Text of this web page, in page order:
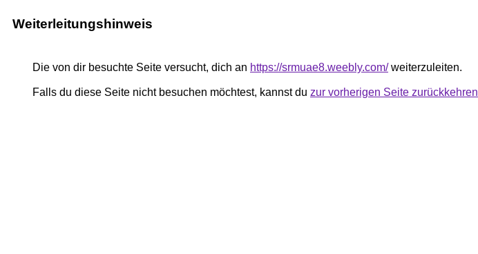
Weiterleitungshinweis
Die von dir besuchte Seite versucht, dich an https://srmuae8.weebly.com/weiterzuleiten.
Falls du diese Seite nicht besuchen möchtest, kannst du zur vorherigen Seite zurückkehren